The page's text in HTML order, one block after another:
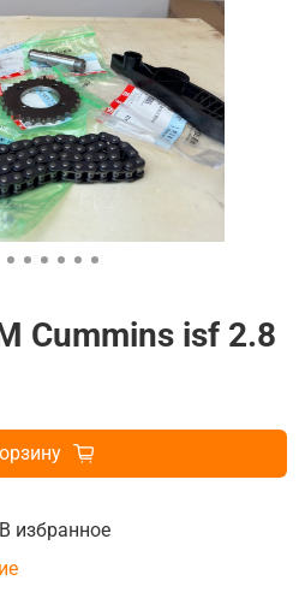
Cummins isf 2.8
В избранное